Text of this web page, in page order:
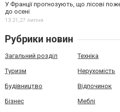
У Франції прогнозують, що лісові
до осені
13:21,27 липня
Рубрики новин
Загальний розділ Техніка
Туризм Нерухомість
Будівництво Відпочинок
Бізнес Меблі